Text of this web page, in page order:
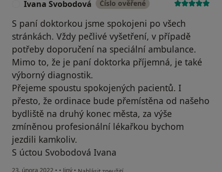
Ivana Svobodová Číslo ověřené
S paní doktorkou jsme spokojeni po všech
stránkách. Vždy pečlivé vyšetření, v případě
potřeby doporučení na speciální ambulance.
Mimo to, že je paní doktorka příjemná, je také
výborný diagnostik.
Přejeme spoustu spokojených pacientů. I
přesto, že ordinace bude přemístěna od našeho
bydliště na druhý konec města, za výše
zmíněnou profesionální lékařkou bychom
jezdili kamkoliv.
S úctou Svobodová Ivana
podle názoru uživatele Ivana Svobodová